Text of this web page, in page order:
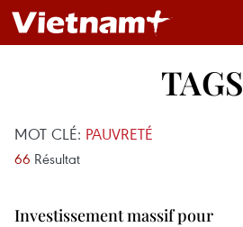
TAGS
MOT CLÉ: PAUVRETÉ
66 Résultat
Investissement massif pour